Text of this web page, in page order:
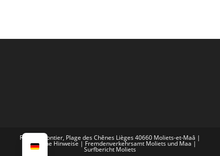
Rue Brémontier, Plage des Chênes Lièges 40660 Moliets-et-Maâ |
Rechtliche Hinweise | Fremdenverkehrsamt Moliets und Maa |
Surfbericht Moliets